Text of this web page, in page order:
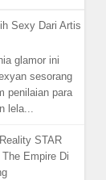
Sexy Dari Artis
glamor ini
sesorang
penilaian para
lela...
STAR
Empire Di